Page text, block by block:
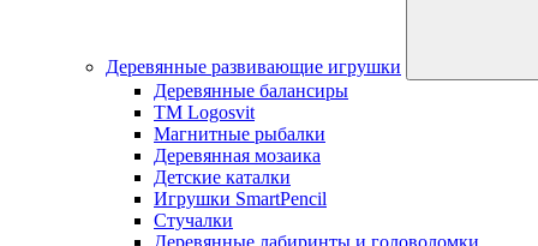
Деревянные развивающие игрушки
Деревянные балансиры
TM Logosvit
Магнитные рыбалки
Деревянная мозаика
Детские каталки
Игрушки SmartPencil
Стучалки
Деревянные лабиринты и головоломки